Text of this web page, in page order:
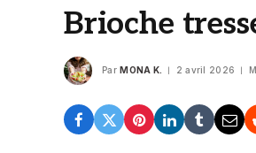
Brioche
Par MONA K. 2 avril 2026